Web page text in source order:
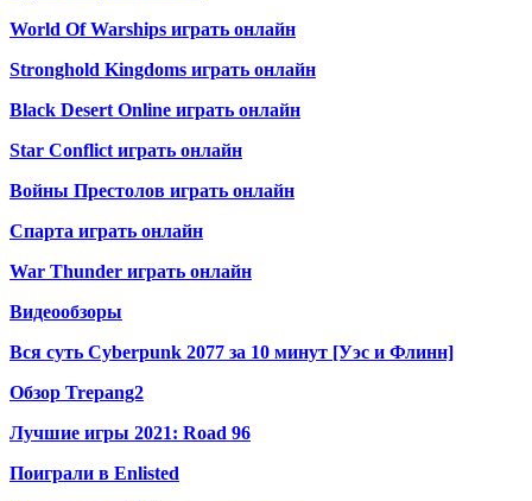
World Of Warships играть онлайн
Stronghold Kingdoms играть онлайн
Black Desert Online играть онлайн
Star Conflict играть онлайн
Войны Престолов играть онлайн
Спарта играть онлайн
War Thunder играть онлайн
Видеообзоры
Вся суть Cyberpunk 2077 за 10 минут [Уэс и Флинн]
Обзор Trepang2
Лучшие игры 2021: Road 96
Поиграли в Enlisted